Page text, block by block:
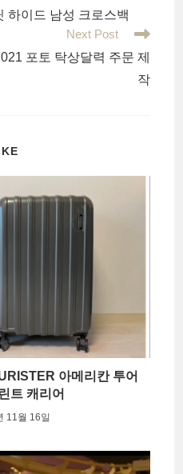
하이드 남성 크로스백
Next Post
포토 탁상달력 주문 제
작
아메리칸 투어
트 캐리어
11월 16일